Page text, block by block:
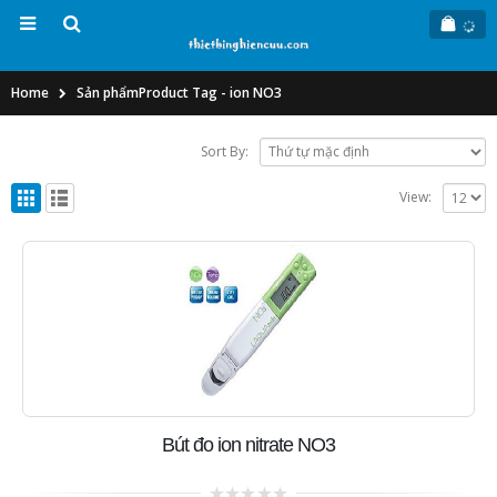
Home Sản phẩmProduct Tag - ion NO3
Sort By:
View:
Bút đo ion nitrate NO3